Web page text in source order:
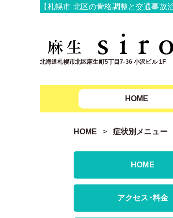
【札幌市 北区の骨格調整と交通事故
北海道札幌市北区麻生町5丁目7-36 小沢ビル 1F
HOME
HOME 症状別メニュー
HOME
アクセス･料金